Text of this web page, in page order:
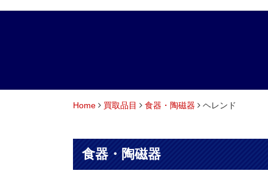
Home 買取品目 食器・陶磁器 ヘレンド
食器・陶磁器